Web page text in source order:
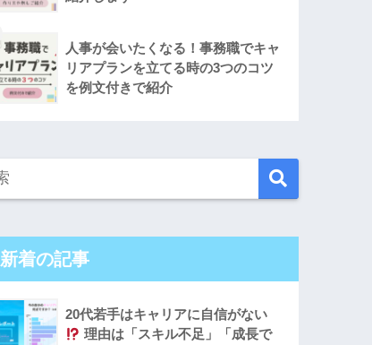
人事が会いたくなる！事務職でキャ
リアプランを立てる時の3つのコツ
を例文付きで紹介
新着の記事
20代若手はキャリアに自信がない
理由は「スキル不足」「成長で